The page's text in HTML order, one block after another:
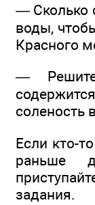
— Сколько
воды,
Красного
—
соленость
Если кто-
раньше
задания.